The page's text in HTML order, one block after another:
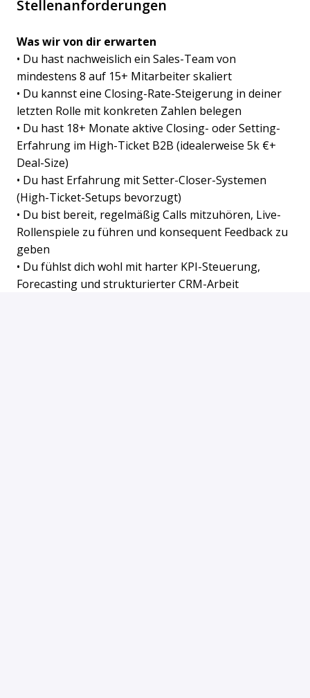
Stellenanforderungen
Was wir von dir erwarten
• Du hast nachweislich ein Sales-Team von
mindestens 8 auf 15+ Mitarbeiter skaliert
• Du kannst eine Closing-Rate-Steigerung in deiner
letzten Rolle mit konkreten Zahlen belegen
• Du hast 18+ Monate aktive Closing- oder Setting-
Erfahrung im High-Ticket B2B (idealerweise 5k €+
Deal-Size)
• Du hast Erfahrung mit Setter-Closer-Systemen
(High-Ticket-Setups bevorzugt)
• Du bist bereit, regelmäßig Calls mitzuhören, Live-
Rollenspiele zu führen und konsequent Feedback zu
geben
• Du fühlst dich wohl mit harter KPI-Steuerung,
Forecasting und strukturierter CRM-Arbeit